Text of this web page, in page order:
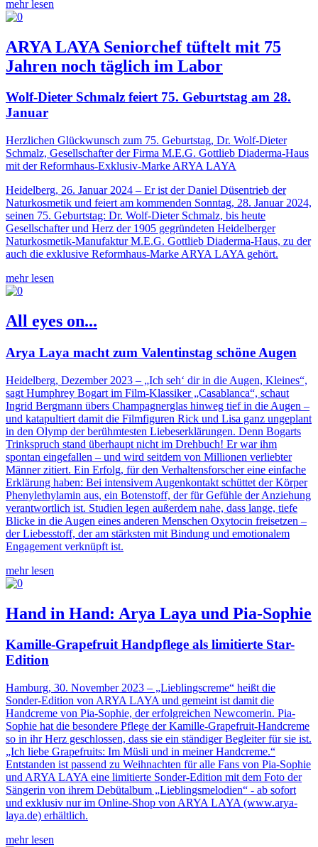
mehr lesen
ARYA LAYA Seniorchef tüftelt mit 75
Jahren noch täglich im Labor
Wolf-Dieter Schmalz feiert 75. Geburtstag am 28.
Januar
Herzlichen Glückwunsch zum 75. Geburtstag, Dr. Wolf-Dieter
Schmalz, Gesellschafter der Firma M.E.G. Gottlieb Diaderma-Haus
mit der Reformhaus-Exklusiv-Marke ARYA LAYA
Heidelberg, 26. Januar 2024 – Er ist der Daniel Düsentrieb der
Naturkosmetik und feiert am kommenden Sonntag, 28. Januar 2024,
seinen 75. Geburtstag: Dr. Wolf-Dieter Schmalz, bis heute
Gesellschafter und Herz der 1905 gegründeten Heidelberger
Naturkosmetik-Manufaktur M.E.G. Gottlieb Diaderma-Haus, zu der
auch die exklusive Reformhaus-Marke ARYA LAYA gehört.
mehr lesen
All eyes on...
Arya Laya macht zum Valentinstag schöne Augen
Heidelberg, Dezember 2023 – „Ich seh‘ dir in die Augen, Kleines“,
sagt Humphrey Bogart im Film-Klassiker „Casablanca“, schaut
Ingrid Bergmann übers Champagnerglas hinweg tief in die Augen –
und katapultiert damit die Filmfiguren Rick und Lisa ganz ungeplant
in den Olymp der berühmtesten Liebeserklärungen. Denn Bogarts
Trinkspruch stand überhaupt nicht im Drehbuch! Er war ihm
spontan eingefallen – und wird seitdem von Millionen verliebter
Männer zitiert. Ein Erfolg, für den Verhaltensforscher eine einfache
Erklärung haben: Bei intensivem Augenkontakt schüttet der Körper
Phenylethylamin aus, ein Botenstoff, der für Gefühle der Anziehung
verantwortlich ist. Studien legen außerdem nahe, dass lange, tiefe
Blicke in die Augen eines anderen Menschen Oxytocin freisetzen –
der Liebesstoff, der am stärksten mit Bindung und emotionalem
Engagement verknüpft ist.
mehr lesen
Hand in Hand: Arya Laya und Pia-Sophie
Kamille-Grapefruit Handpflege als limitierte Star-
Edition
Hamburg, 30. November 2023 – „Lieblingscreme“ heißt die
Sonder-Edition von ARYA LAYA und gemeint ist damit die
Handcreme von Pia-Sophie, der erfolgreichen Newcomerin. Pia-
Sophie hat die besondere Pflege der Kamille-Grapefruit-Handcreme
so in ihr Herz geschlossen, dass sie ein ständiger Begleiter für sie ist.
„Ich liebe Grapefruits: Im Müsli und in meiner Handcreme.“
Entstanden ist passend zu Weihnachten für alle Fans von Pia-Sophie
und ARYA LAYA eine limitierte Sonder-Edition mit dem Foto der
Sängerin von ihrem Debütalbum „Lieblingsmelodien“ - ab sofort
und exklusiv nur im Online-Shop von ARYA LAYA (www.arya-
laya.de) erhältlich.
mehr lesen